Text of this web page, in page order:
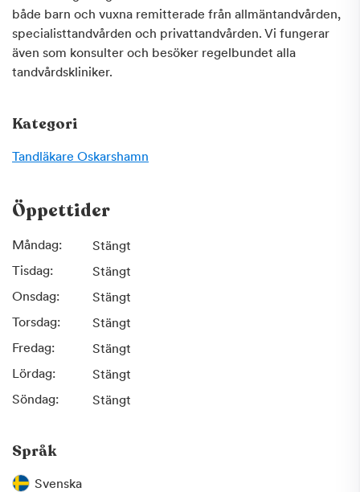
både barn och vuxna remitterade från allmäntandvården,
specialisttandvården och privattandvården. Vi fungerar
även som konsulter och besöker regelbundet alla
tandvårdskliniker.
Kategori
Tandläkare Oskarshamn
Öppettider
Måndag:
Stängt
Tisdag:
Stängt
Onsdag:
Stängt
Torsdag:
Stängt
Fredag:
Stängt
Lördag:
Stängt
Söndag:
Stängt
Språk
Svenska